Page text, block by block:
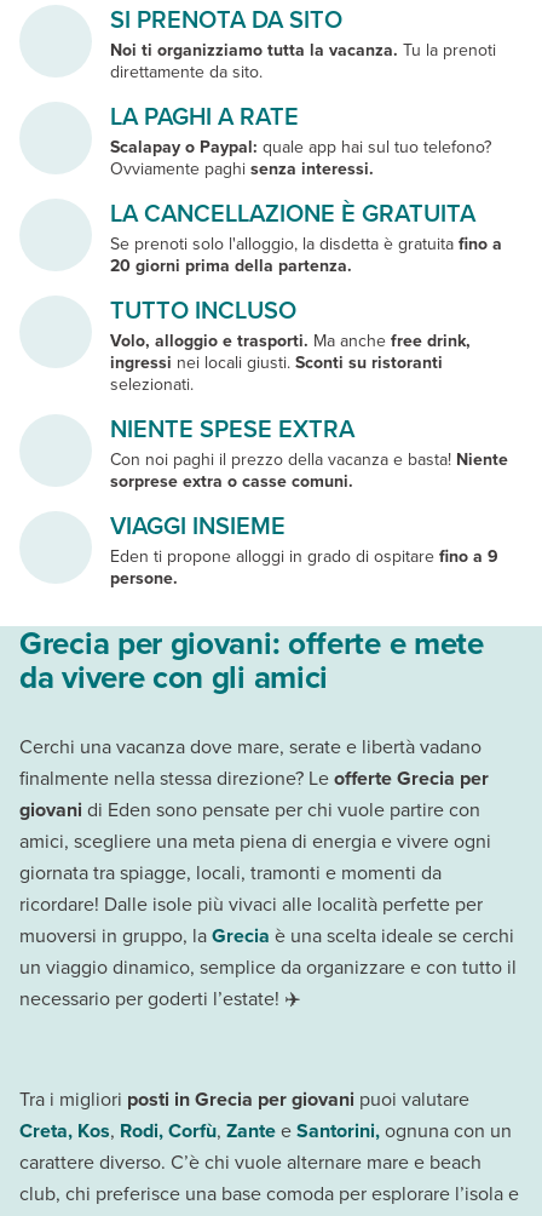
SI PRENOTA DA SITO
Noi ti organizziamo tutta la vacanza. Tu la prenoti
direttamente da sito.
LA PAGHI A RATE
Scalapay o Paypal: quale app hai sul tuo telefono?
Ovviamente paghisenza interessi.
LA CANCELLAZIONE È GRATUITA
Se prenoti solo l'alloggio, la disdetta è gratuitafino a
20 giorni prima della partenza.
TUTTO INCLUSO
Volo, alloggio e trasporti. Ma anchefree drink,
ingressi nei locali giusti.Sconti su ristoranti
selezionati.
NIENTE SPESE EXTRA
Con noi paghi il prezzo della vacanza e basta! Niente
sorprese extra o casse comuni.
VIAGGI INSIEME
Eden ti propone alloggi in grado di ospitarefino a 9
persone.
Grecia per giovani: offerte e mete
da vivere con gli amici
Cerchi una vacanza dove mare, serate e libertà vadano
finalmente nella stessa direzione? Leofferte Grecia per
giovani di Eden sono pensate per chi vuole partire con
amici, scegliere una meta piena di energia e vivere ogni
giornata tra spiagge, locali, tramonti e momenti da
ricordare! Dalle isole più vivaci alle località perfette per
muoversi in gruppo, laGrecia è una scelta ideale se cerchi
un viaggio dinamico, semplice da organizzare e con tutto il
necessario per goderti l’estate! ✈️
Tra i migliori posti in Grecia per giovani puoi valutare
Creta, Kos, Rodi,Corfù, ZanteeSantorini,ognuna con un
carattere diverso. C’è chi vuole alternare mare e beach
club, chi preferisce una base comoda per esplorare l’isola e